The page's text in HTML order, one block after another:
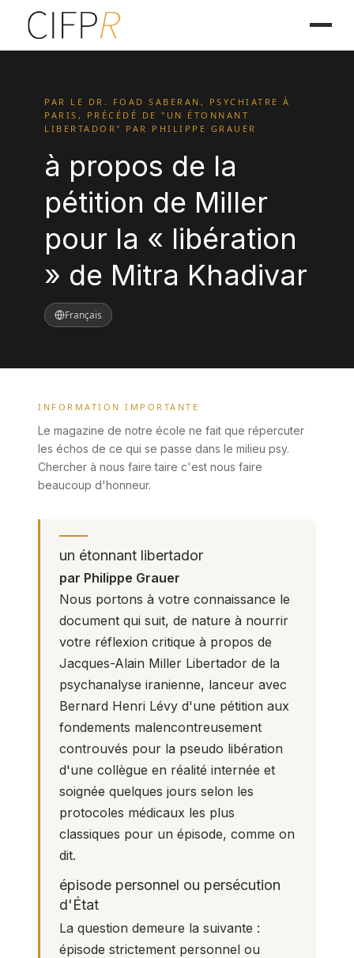
PAR LE DR. FOAD SABERAN, PSYCHIATRE À
PARIS, PRÉCÉDÉ DE "UN ÉTONNANT
LIBERTADOR" PAR PHILIPPE GRAUER
à propos de la
pétition de Miller
pour la « libération
» de Mitra Khadivar
Français
INFORMATION IMPORTANTE
Le magazine de notre école ne fait que répercuter
les échos de ce qui se passe dans le milieu psy.
Chercher à nous faire taire c'est nous faire
beaucoup d'honneur.
un étonnant libertador
par Philippe Grauer
Nous portons à votre connaissance le
document qui suit, de nature à nourrir
votre réflexion critique à propos de
Jacques-Alain Miller Libertador de la
psychanalyse iranienne, lanceur avec
Bernard Henri Lévy d'une pétition aux
fondements malencontreusement
controuvés pour la pseudo libération
d'une collègue en réalité internée et
soignée quelques jours selon les
protocoles médicaux les plus
classiques pour un épisode, comme on
dit.
épisode personnel ou persécution
d'État
La question demeure la suivante :
épisode strictement personnel ou